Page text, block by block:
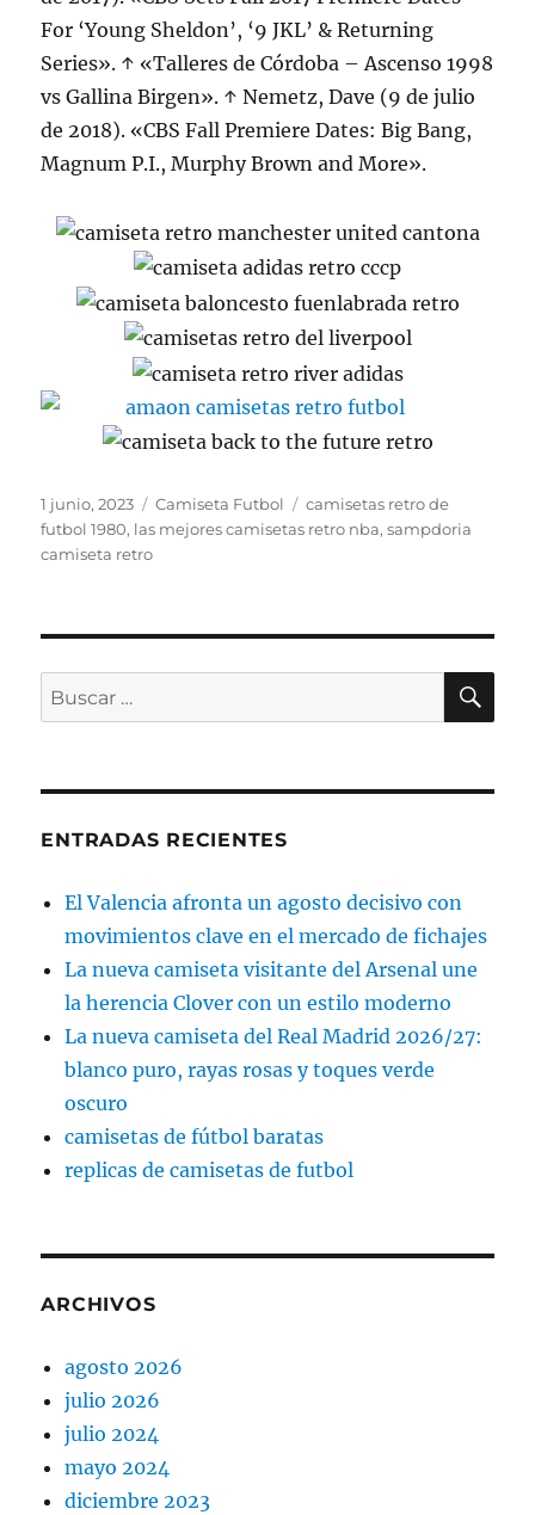
For ‘Young Sheldon’, ‘9 JKL’ & Returning
Series». ↑ «Talleres de Córdoba – Ascenso 1998
vs Gallina Birgen». ↑ Nemetz, Dave (9 de julio
de 2018). «CBS Fall Premiere Dates: Big Bang,
Magnum P.I., Murphy Brown and More».
Publicado
el
1 junio, 2023 Categorías
Camiseta Futbol Etiquetas
camisetas retro de
futbol 1980, las mejores camisetas retro nba,sampdoria
camiseta retro
Buscar
por:
ENTRADAS RECIENTES
El Valencia afronta un agosto decisivo con
movimientos clave en el mercado de fichajes
La nueva camiseta visitante del Arsenal une
la herencia Clover con un estilo moderno
La nueva camiseta del Real Madrid 2026/27:
blanco puro, rayas rosas y toques verde
oscuro
camisetas de fútbol baratas
replicas de camisetas de futbol
ARCHIVOS
agosto 2026
julio 2026
julio 2024
mayo 2024
diciembre 2023